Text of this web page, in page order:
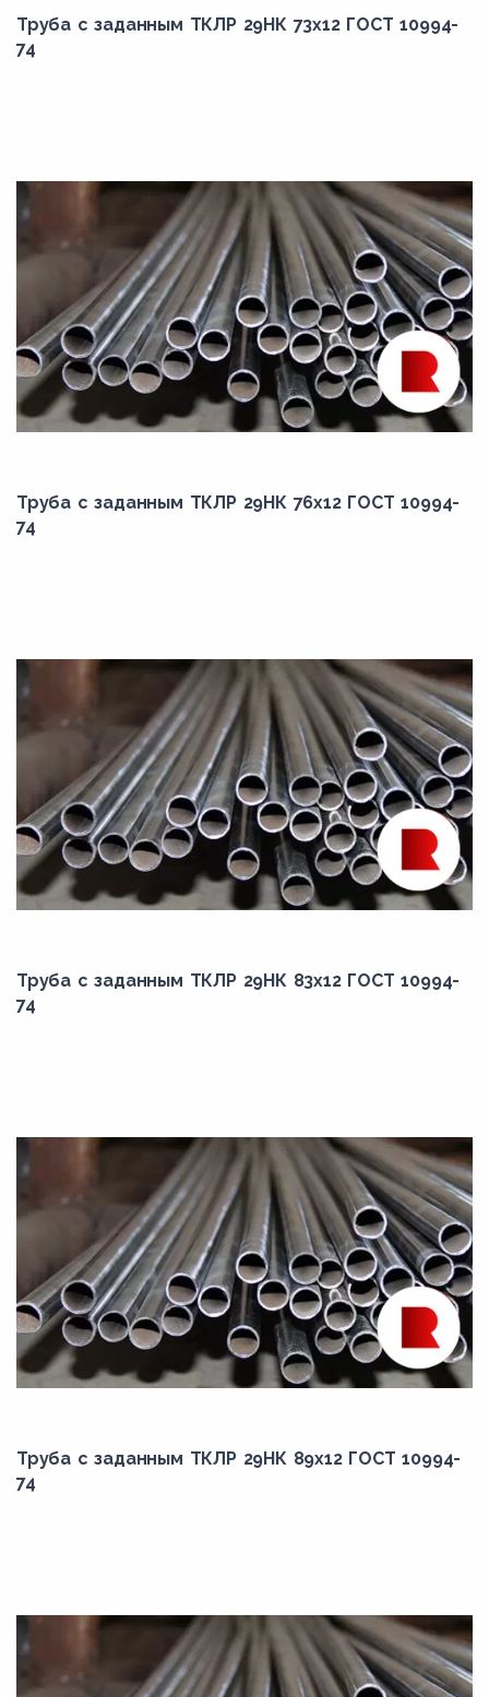
Труба с заданным ТКЛР 29НК 73x12 ГОСТ 10994-
74
Труба с заданным ТКЛР 29НК 76x12 ГОСТ 10994-
74
Труба с заданным ТКЛР 29НК 83x12 ГОСТ 10994-
74
Труба с заданным ТКЛР 29НК 89x12 ГОСТ 10994-
74